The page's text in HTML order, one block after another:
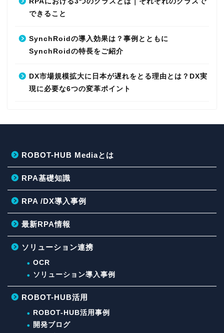
できること
SynchRoidの導入効果は？事例とともに
SynchRoidの特長をご紹介
DX市場規模拡大に日本が遅れをとる理由とは？DX実
現に必要な6つの変革ポイント
ROBOT-HUB Mediaとは
RPA基礎知識
RPA /DX導入事例
最新RPA情報
ソリューション連携
OCR
ソリューション導入事例
ROBOT-HUB活用
ROBOT-HUB活用事例
開発ブログ